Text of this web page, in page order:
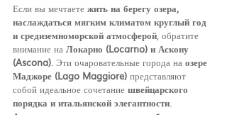
Если вы мечтаете жить на берегу озера,
наслаждаться мягким климатом круглый год
и средиземноморской атмосферой , обратите
внимание на Локарно (Locarno) и Аскону
(Ascona) . Эти очаровательные города на озере
Маджоре (Lago Maggiore) представляют
собой идеальное сочетание швейцарского
порядка и итальянской элегантности